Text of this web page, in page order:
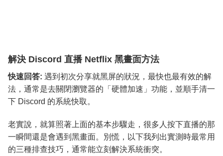
解決 Discord 直播 Netflix 黑畫面方法
快速回答: 遇到初次分享就黑屏的狀況，最快也最有效的解
法，通常是去關閉瀏覽器的「硬體加速」功能，並順手清一
下 Discord 的系統快取。
老實說，就算照著上面的基本步驟走，很多人按下直播的那
一瞬間還是會遇到黑畫面。別慌，以下我列出實測時最常用
的三種排查技巧，通常能立刻解決系統衝突。